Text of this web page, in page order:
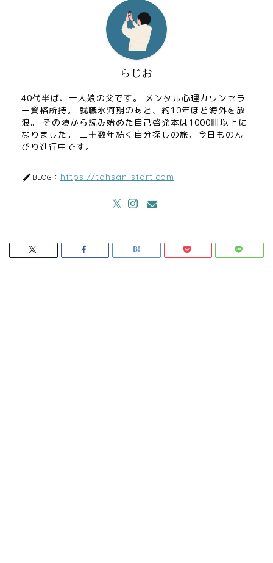
らじお
40代半ば、一人娘の父です。 メンタル心理カウンセラ
ー資格所持。 就職氷河期のあと、約10年ほど海外を放
浪。 その頃から読み始めた自己啓発本は1000冊以上に
なりました。 二十数年続く自分探しの旅、今日ものん
びり進行中です。
BLOG： https://tohsan-start.com